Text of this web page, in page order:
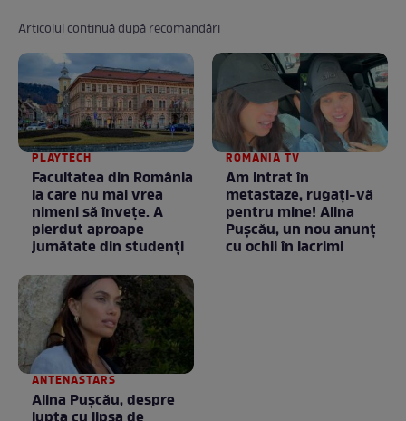
Articolul continuă după recomandări
PLAYTECH
Facultatea din România
la care nu mai vrea
nimeni să înveţe. A
pierdut aproape
jumătate din studenţi
ROMANIA TV
Am intrat în
metastaze, rugaţi-vă
pentru mine! Alina
Puşcău, un nou anunţ
cu ochii în lacrimi
ANTENASTARS
Alina Pușcău, despre